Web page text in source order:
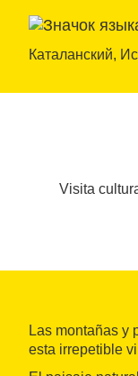
Каталанский,
Visita
Las montañas y
esta irrepetible